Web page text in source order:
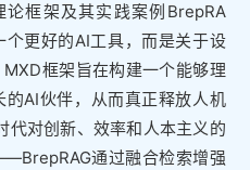
框架及其实践案例BrepRA
更好的AI工具，而是关于设
框架旨在构建一个能够理
AI伙伴，从而真正释放人机
代对创新、效率和人本主义的
通过融合检索增强